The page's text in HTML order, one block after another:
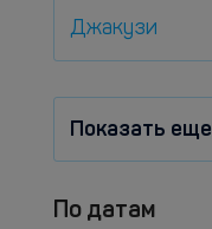
Джакузи
Показать еще
По датам